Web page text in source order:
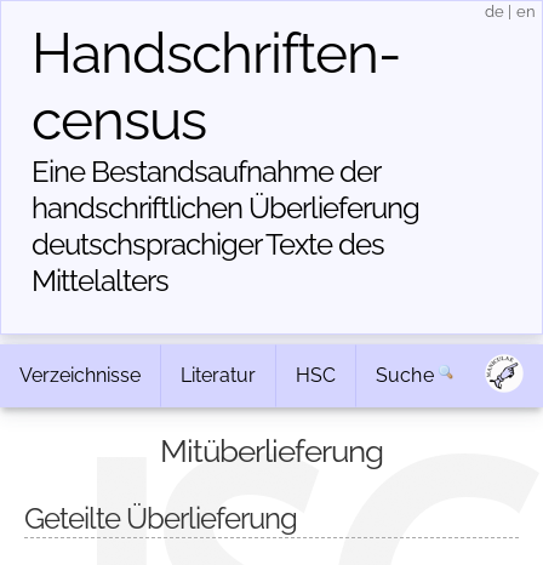
Handschriften­
census
Eine Bestandsaufnahme der
handschriftlichen Über­lieferung
deutschsprachiger Texte des
Mittelalters
de en
Verzeichnisse Literatur HSC Suche
Mitüberlieferung
Geteilte Überlieferung